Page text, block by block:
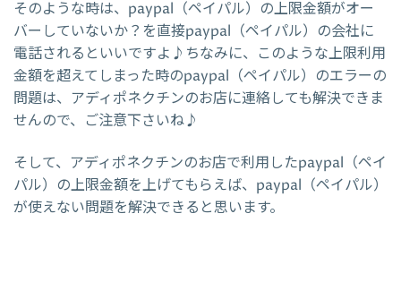
そのような時は、paypal（ペイパル）の上限金額がオー
バーしていないか？を直接paypal（ペイパル）の会社に
電話されるといいですよ♪ちなみに、このような上限利用
金額を超えてしまった時のpaypal（ペイパル）のエラーの
問題は、アディポネクチンのお店に連絡しても解決できま
せんので、ご注意下さいね♪
そして、アディポネクチンのお店で利用したpaypal（ペイ
パル）の上限金額を上げてもらえば、paypal（ペイパル）
が使えない問題を解決できると思います。